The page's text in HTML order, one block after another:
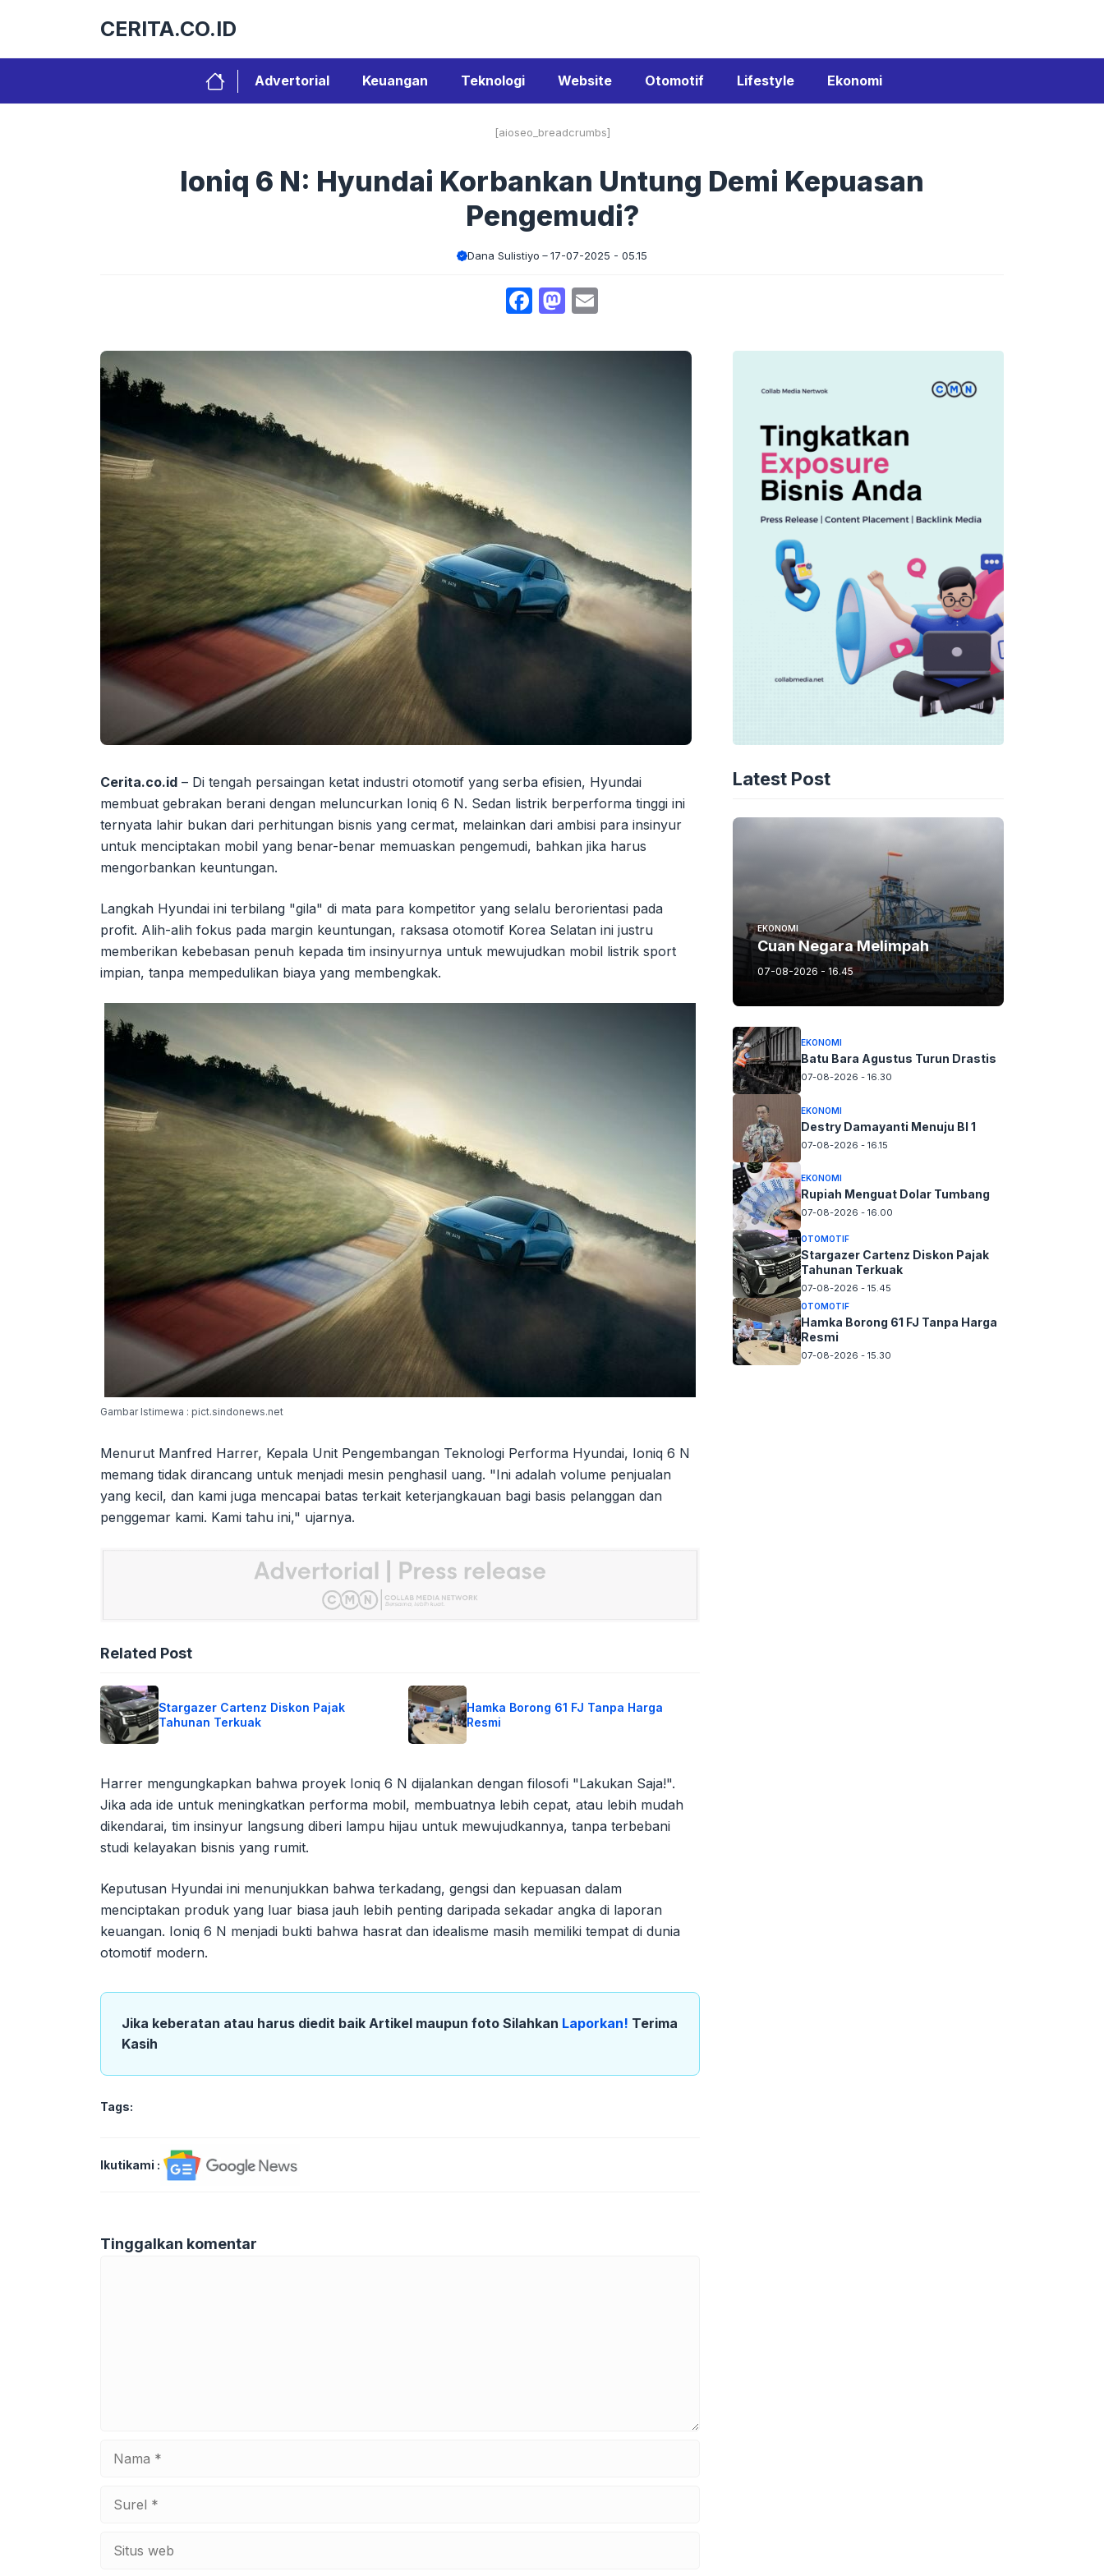
CERITA.CO.ID
Advertorial Keuangan Teknologi Website Otomotif Lifestyle Ekonomi
[aioseo_breadcrumbs]
Ioniq 6 N: Hyundai Korbankan Untung Demi Kepuasan
Pengemudi?
Dana Sulistiyo 17-07-2025 - 05.15
Facebook
Mastodon
Cerita.co.id – Di tengah persaingan ketat industri otomotif yang serba efisien, Hyundai
membuat gebrakan berani dengan meluncurkan Ioniq 6 N. Sedan listrik berperforma tinggi ini
ternyata lahir bukan dari perhitungan bisnis yang cermat, melainkan dari ambisi para insinyur
untuk menciptakan mobil yang benar-benar memuaskan pengemudi, bahkan jika harus
mengorbankan keuntungan.
Langkah Hyundai ini terbilang "gila" di mata para kompetitor yang selalu berorientasi pada
profit. Alih-alih fokus pada margin keuntungan, raksasa otomotif Korea Selatan ini justru
memberikan kebebasan penuh kepada tim insinyurnya untuk mewujudkan mobil listrik sport
impian, tanpa mempedulikan biaya yang membengkak.
Gambar Istimewa : pict.sindonews.net
Menurut Manfred Harrer, Kepala Unit Pengembangan Teknologi Performa Hyundai, Ioniq 6 N
memang tidak dirancang untuk menjadi mesin penghasil uang. "Ini adalah volume penjualan
yang kecil, dan kami juga mencapai batas terkait keterjangkauan bagi basis pelanggan dan
penggemar kami. Kami tahu ini," ujarnya.
Related Post
Stargazer Cartenz Diskon Pajak
Tahunan Terkuak
Hamka Borong 61 FJ Tanpa Harga
Resmi
Harrer mengungkapkan bahwa proyek Ioniq 6 N dijalankan dengan filosofi "Lakukan Saja!".
Jika ada ide untuk meningkatkan performa mobil, membuatnya lebih cepat, atau lebih mudah
dikendarai, tim insinyur langsung diberi lampu hijau untuk mewujudkannya, tanpa terbebani
studi kelayakan bisnis yang rumit.
Keputusan Hyundai ini menunjukkan bahwa terkadang, gengsi dan kepuasan dalam
menciptakan produk yang luar biasa jauh lebih penting daripada sekadar angka di laporan
keuangan. Ioniq 6 N menjadi bukti bahwa hasrat dan idealisme masih memiliki tempat di dunia
otomotif modern.
Jika keberatan atau harus diedit baik Artikel maupun foto Silahkan Laporkan! Terima
Kasih
Tags:
Ikutikami :
Tinggalkan komentar
web
Latest Post
EKONOMI
Cuan Negara Melimpah
07-08-2026 - 16.45
EKONOMI
Batu Bara Agustus Turun Drastis
07-08-2026 - 16.30
EKONOMI
Destry Damayanti Menuju BI 1
07-08-2026 - 16.15
EKONOMI
Rupiah Menguat Dolar Tumbang
07-08-2026 - 16.00
OTOMOTIF
Stargazer Cartenz Diskon Pajak
Tahunan Terkuak
07-08-2026 - 15.45
OTOMOTIF
Hamka Borong 61 FJ Tanpa Harga
Resmi
07-08-2026 - 15.30